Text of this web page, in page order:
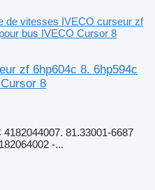
de vitesses IVECO curseur zf
bus IVECO Cursor 8
zf 6hp604c 8. 6hp594c
8
81.33001-6687
-...